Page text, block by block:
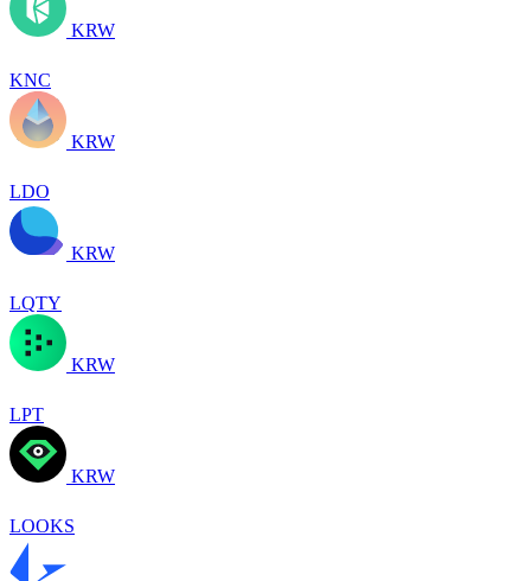
KRW
KNC
KRW
LDO
KRW
LQTY
KRW
LPT
KRW
LOOKS